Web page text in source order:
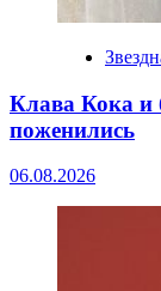
Клава Кока и
поженились
06.08.2026